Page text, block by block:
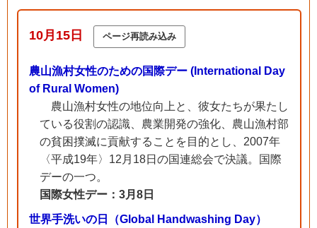
10月15日
農山漁村女性のための国際デー (International Day
of Rural Women)
農山漁村女性の地位向上と、彼女たちが果たし
ている役割の認識、農業開発の強化、農山漁村部
の貧困撲滅に貢献することを目的とし、2007年
〈平成19年〉12月18日の国連総会で決議。国際
デーの一つ。
国際女性デー：3月8日
世界手洗いの日（Global Handwashing Day）